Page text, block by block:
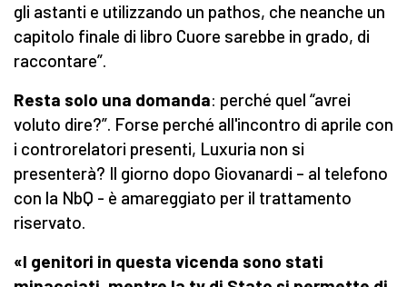
gli astanti e utilizzando un pathos, che neanche un
capitolo finale di libro Cuore sarebbe in grado, di
raccontare”.
Resta solo una domanda: perché quel “avrei
voluto dire?”. Forse perché all'incontro di aprile con
i controrelatori presenti, Luxuria non si
presenterà? Il giorno dopo Giovanardi – al telefono
con la NbQ - è amareggiato per il trattamento
riservato.
«I genitori in questa vicenda sono stati